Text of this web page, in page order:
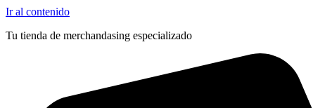
Ir al contenido
Tu tienda de merchandasing especializado
Outlet